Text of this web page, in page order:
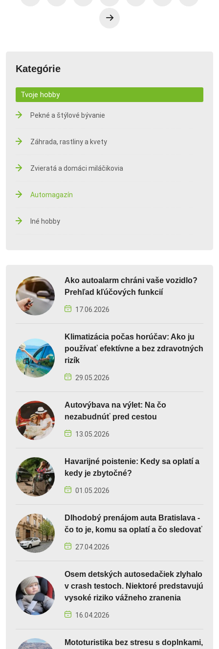
Kategórie
Tvoje hobby
Pekné a štýlové bývanie
Záhrada, rastliny a kvety
Zvieratá a domáci miláčikovia
Automagazín
Iné hobby
Ako autoalarm chráni vaše vozidlo?
Prehľad kľúčových funkcií
17.06.2026
Klimatizácia počas horúčav: Ako ju
používať efektívne a bez zdravotných
rizík
29.05.2026
Autovýbava na výlet: Na čo
nezabudnúť pred cestou
13.05.2026
Havarijné poistenie: Kedy sa oplatí a
kedy je zbytočné?
01.05.2026
Dlhodobý prenájom auta Bratislava -
čo to je, komu sa oplatí a čo sledovať
27.04.2026
Osem detských autosedačiek zlyhalo
v crash testoch. Niektoré predstavujú
vysoké riziko vážneho zranenia
16.04.2026
Mototuristika bez stresu s doplnkami,